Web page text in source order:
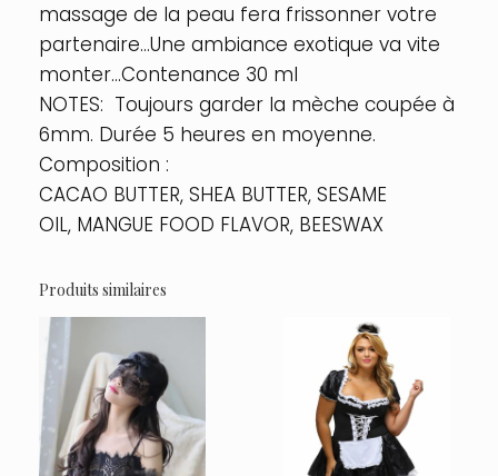
massage de la peau fera frissonner votre
partenaire…Une ambiance exotique va vite
monter…Contenance 30 ml
NOTES: Toujours garder la mèche coupée à
6mm. Durée 5 heures en moyenne.
Composition :
CACAO BUTTER, SHEA BUTTER, SESAME
OIL, MANGUE FOOD FLAVOR, BEESWAX
Produits similaires